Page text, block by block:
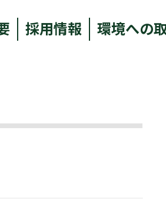
採用情報 環境への